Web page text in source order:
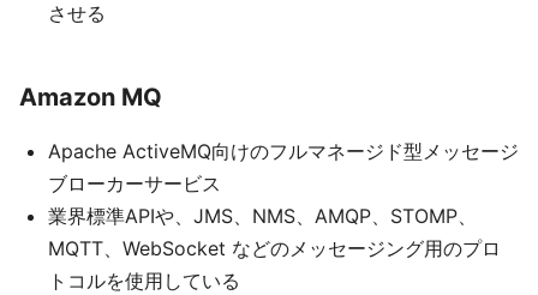
させる
Amazon MQ
Apache ActiveMQ向けのフルマネージド型メッセージ
ブローカーサービス
業界標準APIや、JMS、NMS、AMQP、STOMP、
MQTT、WebSocket などのメッセージング用のプロ
トコルを使用している